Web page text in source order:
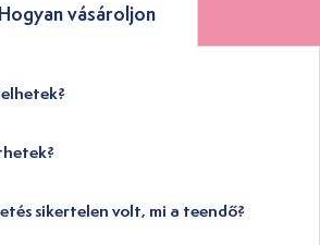
Hogyan vásároljon
sikertelen volt, mi a teendő?